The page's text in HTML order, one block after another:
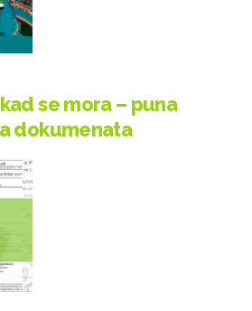
se mora – puna
dokumenata